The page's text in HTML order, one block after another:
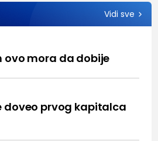
Vidi sve
ovo mora da dobije
doveo prvog kapitalca